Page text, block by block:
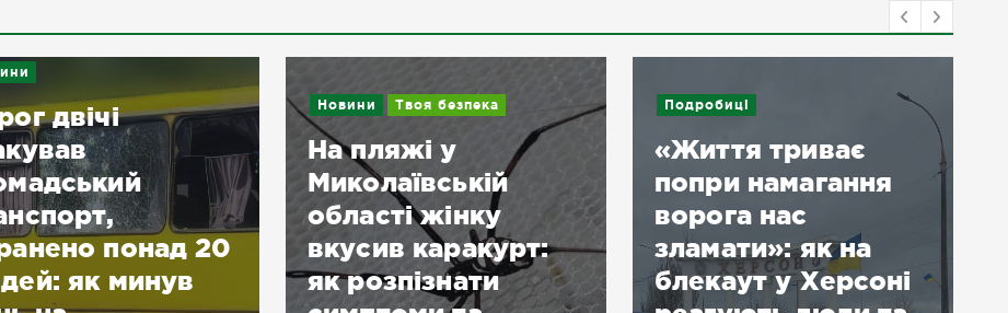
двічі
понад 20
як минув
Новини Твоя безпека
На пляжі у
Миколаївській
області жінку
вкусив каракурт:
як розпізнати
Подробиці
«Життя триває
попри намагання
ворога нас
зламати»: як на
блекаут у Херсоні